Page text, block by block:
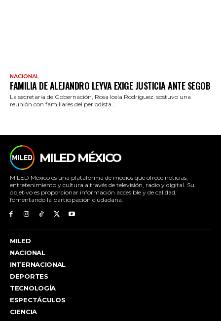
NACIONAL
FAMILIA DE ALEJANDRO LEYVA EXIGE JUSTICIA ANTE SEGOB
La secretaria de Gobernación, Rosa Icela Rodríguez, sostuvo una
reunión con familiares del periodista...
MILED MÉXICO
MILED México es una plataforma de medios que ofrece noticias,
entretenimiento y cultura a través de televisión, radio y digital. Su
objetivo es proporcionar información accesible y de calidad,
fomentando la participación ciudadana.
MILED
NACIONAL
INTERNACIONAL
DEPORTES
TECNOLOGÍA
ESPECTÁCULOS
CIENCIA